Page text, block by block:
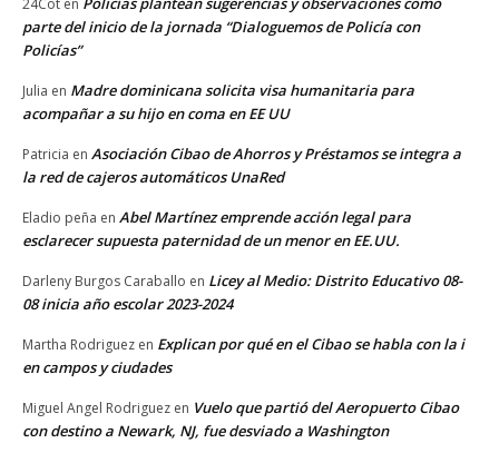
parte del inicio de la jornada “Dialoguemos de Policía con
Policías”
Julia en Madre dominicana solicita visa humanitaria para
acompañar a su hijo en coma en EE UU
Patricia en Asociación Cibao de Ahorros y Préstamos se integra a
la red de cajeros automáticos UnaRed
Eladio peña en Abel Martínez emprende acción legal para
esclarecer supuesta paternidad de un menor en EE.UU.
Darleny Burgos Caraballo en Licey al Medio: Distrito Educativo 08-
08 inicia año escolar 2023-2024
Martha Rodriguez en Explican por qué en el Cibao se habla con la i
en campos y ciudades
Miguel Angel Rodriguez en Vuelo que partió del Aeropuerto Cibao
con destino a Newark, NJ, fue desviado a Washington